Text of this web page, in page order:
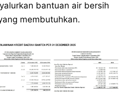
bantuan air bersih
membutuhkan.